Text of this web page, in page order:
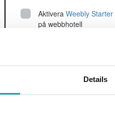
Details
Aktivera Weebly Starter
på webbhotell
2 CPU, 2GB RAM ~60K